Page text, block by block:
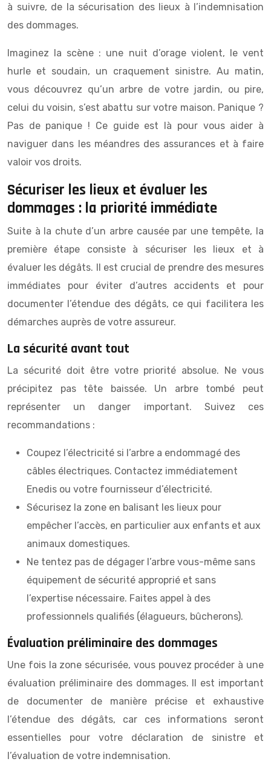
à suivre, de la sécurisation des lieux à l’indemnisation
des dommages.
Imaginez la scène : une nuit d’orage violent, le vent
hurle et soudain, un craquement sinistre. Au matin,
vous découvrez qu’un arbre de votre jardin, ou pire,
celui du voisin, s’est abattu sur votre maison. Panique ?
Pas de panique ! Ce guide est là pour vous aider à
naviguer dans les méandres des assurances et à faire
valoir vos droits.
Sécuriser les lieux et évaluer les
dommages : la priorité immédiate
Suite à la chute d’un arbre causée par une tempête, la
première étape consiste à sécuriser les lieux et à
évaluer les dégâts. Il est crucial de prendre des mesures
immédiates pour éviter d’autres accidents et pour
documenter l’étendue des dégâts, ce qui facilitera les
démarches auprès de votre assureur.
La sécurité avant tout
La sécurité doit être votre priorité absolue. Ne vous
précipitez pas tête baissée. Un arbre tombé peut
représenter un danger important. Suivez ces
recommandations :
Coupez l’électricité si l’arbre a endommagé des
câbles électriques. Contactez immédiatement
Enedis ou votre fournisseur d’électricité.
Sécurisez la zone en balisant les lieux pour
empêcher l’accès, en particulier aux enfants et aux
animaux domestiques.
Ne tentez pas de dégager l’arbre vous-même sans
équipement de sécurité approprié et sans
l’expertise nécessaire. Faites appel à des
professionnels qualifiés (élagueurs, bûcherons).
Évaluation préliminaire des dommages
Une fois la zone sécurisée, vous pouvez procéder à une
évaluation préliminaire des dommages. Il est important
de documenter de manière précise et exhaustive
l’étendue des dégâts, car ces informations seront
essentielles pour votre déclaration de sinistre et
l’évaluation de votre indemnisation.